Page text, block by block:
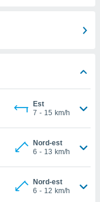
Est
7 - 15 km/h
Nord-est
6 - 13 km/h
Nord-est
6 - 12 km/h